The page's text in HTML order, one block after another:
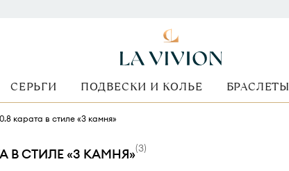
СЕРЬГИ ПОДВЕСКИ И КОЛЬЕ БРАСЛЕТЫ
карата в стиле «3 камня»
В СТИЛЕ «3 КАМНЯ»(3)